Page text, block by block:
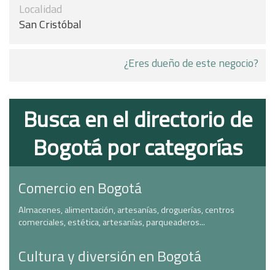
Localidad
San Cristóbal
¿Eres dueño de este negocio?
Busca en el directorio de
Bogotá por categorías
Comercio en Bogotá
Almacenes, alimentación, artesanías, droguerías, centros
comerciales, estética, artesanías, parqueaderos...
Cultura y diversión en Bogotá